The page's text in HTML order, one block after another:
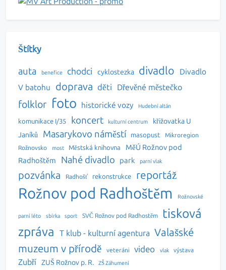
Štítky
auta
benefice chodci cyklostezka divadlo
Divadlo
V batohu
doprava děti Dřevěné městečko
folklor foto historické vozy Hudební altán
komunikace I/35 koncert kulturní centrum
křižovatka U
Janíků
Masarykovo náměstí masopust
Mikroregion
Rožnovsko
most Městská knihovna
MěÚ Rožnov pod
Radhoštěm
Nahé divadlo park parní vlak
pozvánka Radhošť rekonstrukce reportáž
Rožnov pod Radhoštěm Rožnovské
parní léto sbírka sport SVČ Rožnov pod Radhostěm
tisková
zpráva
T klub - kulturní agentura Valašské
muzeum v přírodě
veteráni video vlak výstava
Zubří ZUŠ Rožnov p. R. ZŠ Záhumení